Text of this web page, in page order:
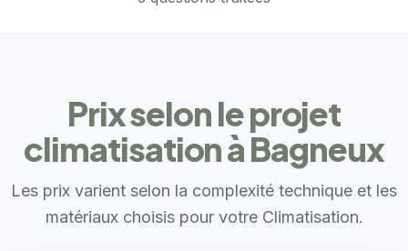
Prix selon le projet
climatisation à Bagneux
Les prix varient selon la complexité technique et les
matériaux choisis pour votre Climatisation.